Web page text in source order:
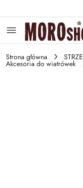
Strona główna
Akcesoria do wiatrówek